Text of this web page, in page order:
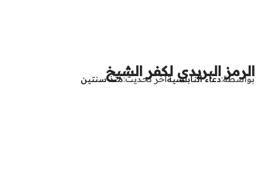
الرمز البريدي لكفر الشيخ
بواسطةدعاء النابلسيةآخر تحديثمنذ سنتين